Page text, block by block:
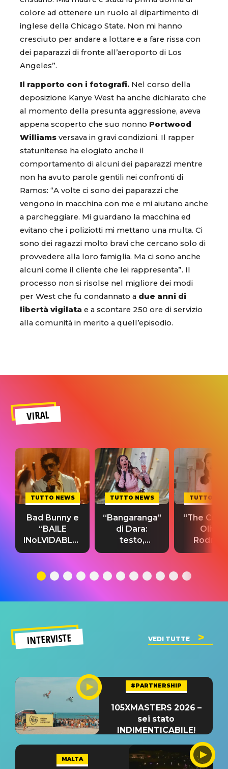
colore ad ottenere un ruolo al dipartimento di
inglese della Chicago State. Non mi hanno
cresciuto per andare a lottare e a fare rissa con
dei paparazzi di fronte all’aeroporto di Los
Angeles”.
Il rapporto con i fotografi. Nel corso della
deposizione Kanye West ha anche dichiarato che
al momento della presunta aggressione, aveva
appena scoperto che suo nonno Portwood
Williams versava in gravi condizioni. Il rapper
statunitense ha elogiato anche il
comportamento di alcuni dei paparazzi mentre
non ha avuto parole gentili nei confronti di
Ramos: “A volte ci sono dei paparazzi che
vengono in macchina con me e mi aiutano anche
a parcheggiare. Mi guardano la macchina ed
evitano che i poliziotti mi mettano una multa. Ci
sono dei ragazzi molto bravi che cercano solo di
provvedere alla loro famiglia. Ma ci sono anche
alcuni come il cliente che lei rappresenta”. Il
processo non si risolse nel migliore dei modi
per West che fu condannato a due anni di
libertà vigilata e a scontare 250 ore di servizio
alla comunità in merito a quell’episodio.
VIRAL
TUTTO NEWS
Bad Bunny e
“BAILE
INoLVIDABLE”:
testo,
significato
TUTTO NEWS
“Bangaranga”
di Dara:
testo,
traduzione e
del singolo
TUTTO
“The
Olivia
testo,
INTERVISTE VEDI TUTTE
#PARTNERSHIP
105XMASTERS 2026 –
sei stato
INDIMENTICABILE!
MALTA